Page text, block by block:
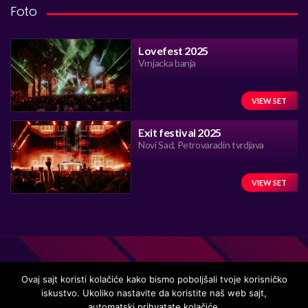
Foto
Lovefest 2025
Vrnjacka banja
VIEW SET
Exit festival 2025
Novi Sad, Petrovaradin tvrdjava
VIEW SET
Ovaj sajt koristi kolačiće kako bismo poboljšali tvoje korisničko
iskustvo. Ukoliko nastavite da koristite naš web sajt,